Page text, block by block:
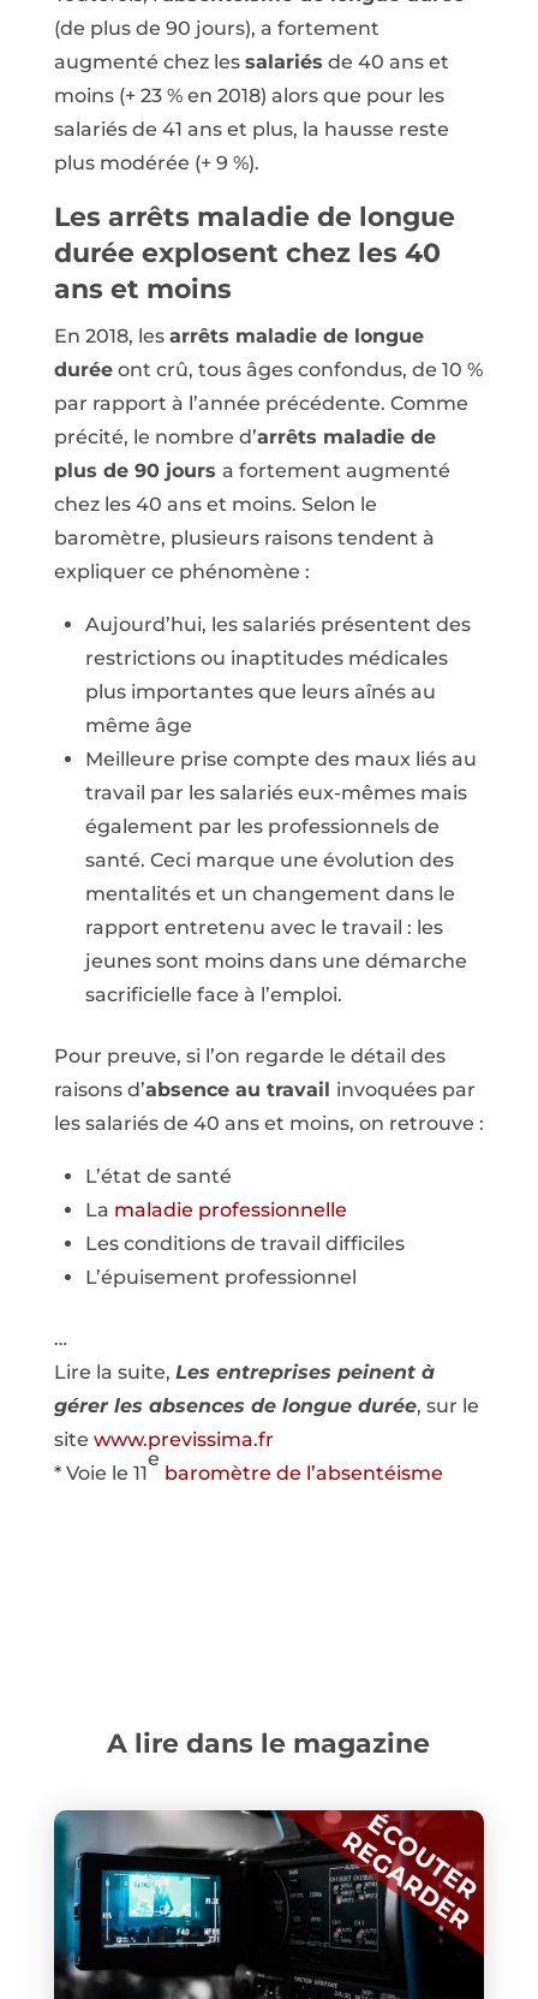
(de plus de 90 jours), a fortement
augmenté chez les salariés de 40 ans et
moins (+ 23 % en 2018) alors que pour les
salariés de 41 ans et plus, la hausse reste
plus modérée (+ 9 %).
Les arrêts maladie de longue
durée explosent chez les 40
ans et moins
En 2018, les arrêts maladie de longue
duréeont crû, tous âges confondus, de 10 %
par rapport à l’année précédente. Comme
précité, le nombre d’arrêts maladie de
plus de 90 jours a fortement augmenté
chez les 40 ans et moins. Selon le
baromètre, plusieurs raisons tendent à
expliquer ce phénomène :
Aujourd’hui, les salariés présentent des
restrictions ou inaptitudes médicales
plus importantes que leurs aînés au
même âge
Meilleure prise compte des maux liés au
travail par les salariés eux-mêmes mais
également par les professionnels de
santé. Ceci marque une évolution des
mentalités et un changement dans le
rapport entretenu avec le travail : les
jeunes sont moins dans une démarche
sacrificielle face à l’emploi.
Pour preuve, si l’on regarde le détail des
raisons d’absence au travail invoquées par
les salariés de 40 ans et moins, on retrouve :
L’état de santé
La maladie professionnelle
Les conditions de travail difficiles
L’épuisement professionnel
…
Lire la suite, Les entreprises peinent à
gérer les absences de longue durée, sur le
site www.previssima.fr
* Voie le 11
e
baromètre de l’absentéisme
A lire dans le magazine